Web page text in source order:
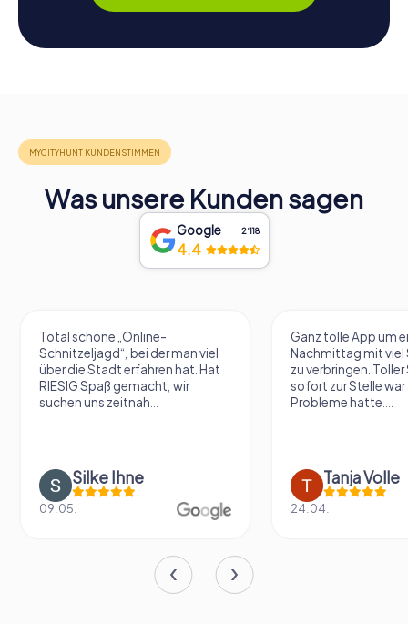
Was unsere Kunden sagen
Google 2‘118
4.4
Total schöne „Online-
Schnitzeljagd“, bei der man viel
über die Stadt erfahren hat. Hat
RIESIG Spaß gemacht, wir
suchen uns zeitnah...
Silke Ihne
09.05.
Ganz tolle App um
Nachmittag mit viel
zu verbringen.
sofort zur Stelle war
Probleme hatte....
Tanja Volle
24.04.